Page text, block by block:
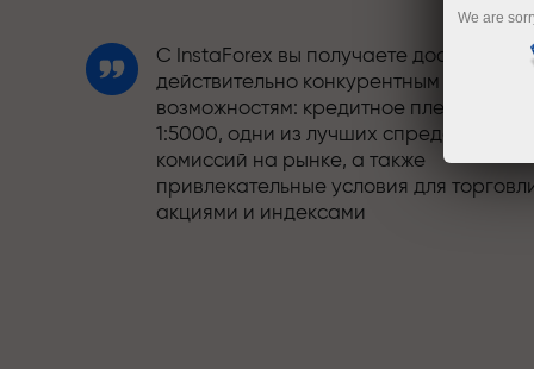
С InstaForex вы получаете доступ к
действительно конкурентным
возможностям: кредитное плечо до
1:5000, одни из лучших спредов и
комиссий на рынке, а также
привлекательные условия для
акциями и индексами
We are